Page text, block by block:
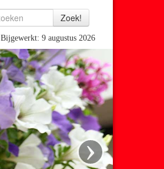
Bijgewerkt: 9 augustus 2026
›